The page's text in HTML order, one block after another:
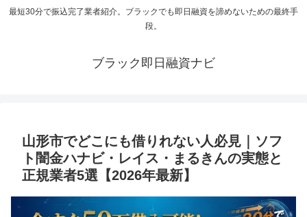
最短30分で振込完了業者紹介。ブラックでも即日融資を諦めないための最終手
段。
ブラック即日融資ナビ
山形市でどこにも借りれない人必見｜ソフ
ト闇金ハナビ・レイス・まるきんの実態と
正規業者5選【2026年最新】